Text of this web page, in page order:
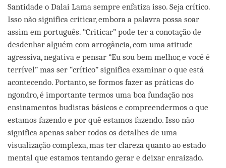
Santidade o Dalai Lama sempre enfatiza isso. Seja crítico.
Isso não significa criticar, embora a palavra possa soar
assim em português. “Criticar” pode ter a conotação de
desdenhar alguém com arrogância, com uma atitude
agressiva, negativa e pensar “Eu sou bem melhor, e você é
terrível” mas ser “crítico” significa examinar o que está
acontecendo. Portanto, se formos fazer as práticas do
ngondro, é importante termos uma boa fundação nos
ensinamentos budistas básicos e compreendermos o que
estamos fazendo e por quê estamos fazendo. Isso não
significa apenas saber todos os detalhes de uma
visualização complexa, mas ter clareza quanto ao estado
mental que estamos tentando gerar e deixar enraizado.